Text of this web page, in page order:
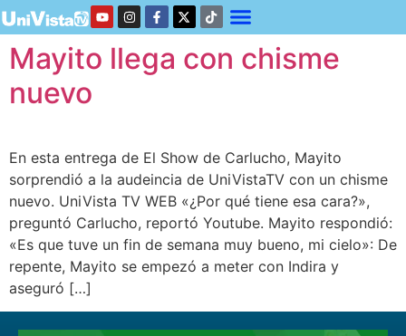
Mayito llega con chisme
nuevo
En esta entrega de El Show de Carlucho, Mayito
sorprendió a la audeincia de UniVistaTV con un chisme
nuevo. UniVista TV WEB «¿Por qué tiene esa cara?»,
preguntó Carlucho, reportó Youtube. Mayito respondió:
«Es que tuve un fin de semana muy bueno, mi cielo»: De
repente, Mayito se empezó a meter con Indira y
aseguró […]